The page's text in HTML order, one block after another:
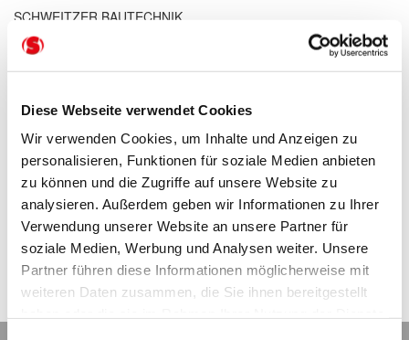
Diese Webseite verwendet Cookies
Wir verwenden Cookies, um Inhalte und Anzeigen zu
personalisieren, Funktionen für soziale Medien anbieten
zu können und die Zugriffe auf unsere Website zu
analysieren. Außerdem geben wir Informationen zu Ihrer
Verwendung unserer Website an unsere Partner für
soziale Medien, Werbung und Analysen weiter. Unsere
Partner führen diese Informationen möglicherweise mit
weiteren Daten zusammen, die Sie ihnen bereitgestellt
SCHWEITZER BAUTECHNIK
Robert-Bosch-Strasse 2
14641 Nauen
Fax 033234 88535
info@schweitzer-bautechnik.de
Unsere Öffnungszeiten
Montag - Freitag
08.00 - 16.00
Samstag
nach Vereinbarung